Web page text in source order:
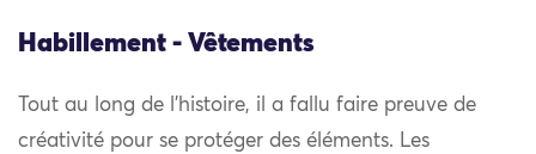
Habillement - Vêtements
Tout au long de l’histoire, il a fallu faire preuve de
créativité pour se protéger des éléments. Les